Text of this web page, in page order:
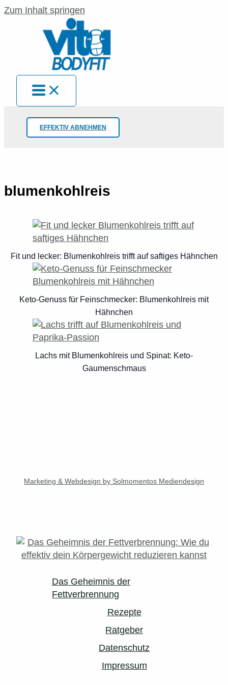
Zum Inhalt springen
EFFEKTIV ABNEHMEN
blumenkohlreis
Fit und lecker: Blumenkohlreis trifft auf saftiges Hähnchen
Keto-Genuss für Feinschmecker: Blumenkohlreis mit
Hähnchen
Lachs mit Blumenkohlreis und Spinat: Keto-
Gaumenschmaus
Marketing & Webdesign by Solmomentos Mediendesign
Das Geheimnis der
Fettverbrennung
Rezepte
Ratgeber
Datenschutz
Impressum